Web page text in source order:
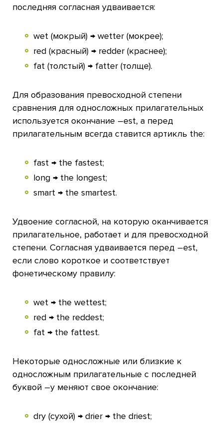
последняя согласная удваивается:
wet (мокрый) → wetter (мокрее);
red (красный) → redder (краснее);
fat (толстый) → fatter (толще).
Для образования превосходной степени
сравнения для односложных прилагательных
используется окончание –est, а перед
прилагательным всегда ставится артикль the:
fast → the fastest;
long → the longest;
smart → the smartest.
Удвоение согласной, на которую оканчивается
прилагательное, работает и для превосходной
степени. Согласная удваивается перед –est,
если слово короткое и соответствует
фонетическому правилу:
wet → the wettest;
red → the reddest;
fat → the fattest.
Некоторые односложные или близкие к
односложным прилагательные с последней
буквой –y меняют свое окончание:
dry (сухой) → drier → the driest;